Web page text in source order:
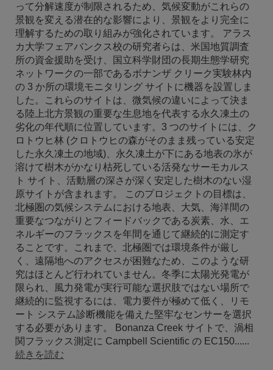
って分解速度が制限されるため、気候変動がこれらの
景観を変える潜在的な影響により、景観をより完全に
理解するための取り組みが強化されています。 アラス
カ大学フェアバンクス校の研究者らは、米国地質調査
所の資金援助を受け、国立科学財団の長期生態学研究
ネットワークの一部であるボナンザ クリーク実験林内
の 3 か所の環境モニタリング サイトに機器を設置しま
した。これらのサイトは、微気候の違いによって決ま
る陸上北方景観の重要な生息地を代表する永久凍土の
劣化の年代順に位置しています。3 つのサイトには、ク
ロトウヒ林 (クロトウヒの森がそのまま残っている安定
した永久凍土の地域)、永久凍土が下にある地表の氷が
溶けて樹木がかなり枯死している活発なサーモカルス
ト サイト、活動層の深さが深く安定した樹木のない湿
原サイトが含まれます。 このプロジェクトの目標は、
北極圏の気候システムにおける地表、大気、海洋間の
重要なつながりとフィードバックである炭素、水、エ
ネルギーのフラックスを年間を通じて継続的に測定す
ることです。これまで、北極圏では環境条件が厳し
く、遠隔地へのアクセスが困難なため、このような研
究はほとんど行われていません。冬季に太陽光発電が
限られ、風力発電が実行可能な選択肢ではない場所で
継続的に監視するには、電力要件が極めて低く、リモ
ート システム診断機能を備えた堅牢なセンサーを選択
する必要があります。 Bonanza Creek サイトで、渦相
関フラックス測定に Campbell Scientific の EC150......
続きを読む